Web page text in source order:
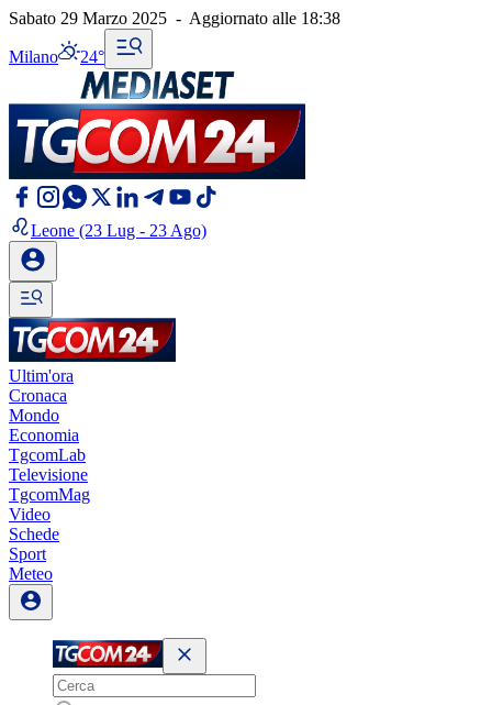
Sabato 29 Marzo 2025 - Aggiornato alle 18:38
Milano 24°
Leone (23 Lug - 23 Ago)
Ultim'ora
Cronaca
Mondo
Economia
TgcomLab
Televisione
TgcomMag
Video
Schede
Sport
Meteo